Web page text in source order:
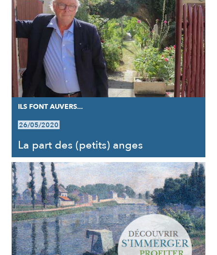
ILS FONT AUVERS...
26/05/2020
La part des (petits) anges